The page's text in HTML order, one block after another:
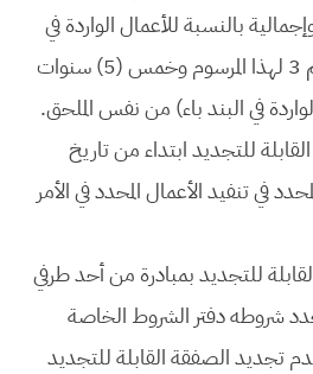
وإجمالية بالنسبة للأعمال الواردة في
البند ألف ) من الملحق رقم 3 لهذا المرسوم وخمس (5) سنوات
في البند باء) من نفس الملحق.
للتجديد ابتداء من تاريخ
في تنفيد الأعمال المحدد في الأمر
للتجديد بمبادرة من أحد طرفي
شروطه دفتر الشروط الخاصة
تجديد الصفقة القابلة للتجديد